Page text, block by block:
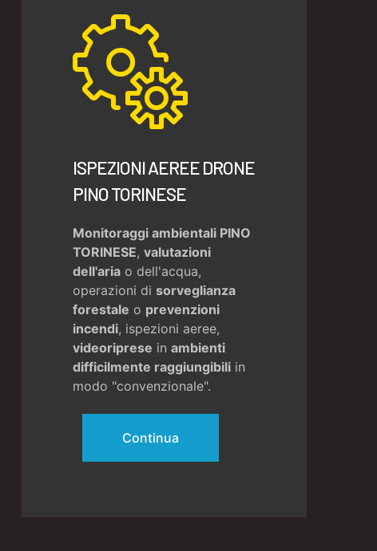
ISPEZIONI AEREE DRONE
PINO TORINESE
Monitoraggi ambientali PINO
TORINESE, valutazioni
dell'ariao dell'acqua,
operazioni di sorveglianza
forestale o prevenzioni
incendi, ispezioni aeree,
videoriprese in ambienti
difficilmente raggiungibiliin
modo "convenzionale".
Continua